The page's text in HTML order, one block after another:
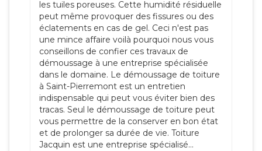
les tuiles poreuses. Cette humidité résiduelle
peut même provoquer des fissures ou des
éclatements en cas de gel. Ceci n'est pas
une mince affaire voilà pourquoi nous vous
conseillons de confier ces travaux de
démoussage à une entreprise spécialisée
dans le domaine. Le démoussage de toiture
à Saint-Pierremont est un entretien
indispensable qui peut vous éviter bien des
tracas. Seul le démoussage de toiture peut
vous permettre de la conserver en bon état
et de prolonger sa durée de vie. Toiture
Jacquin est une entreprise spécialisé...